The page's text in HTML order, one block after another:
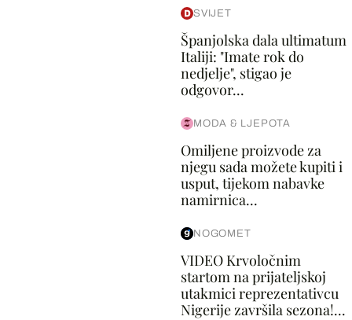
SVIJET
Španjolska dala ultimatum
Italiji: "Imate rok do
nedjelje", stigao je
odgovor...
MODA & LJEPOTA
Omiljene proizvode za
njegu sada možete kupiti i
usput, tijekom nabavke
namirnica...
NOGOMET
VIDEO Krvoločnim
startom na prijateljskoj
utakmici reprezentativcu
Nigerije završila sezona!...